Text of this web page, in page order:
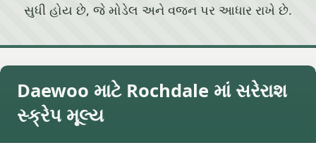
સુધી હોય છે, જે મોડેલ અને વજન પર આધાર રાખે છે.
Daewoo માટે Rochdale માં સરેરાશ
સ્ક્રેપ મૂલ્ય